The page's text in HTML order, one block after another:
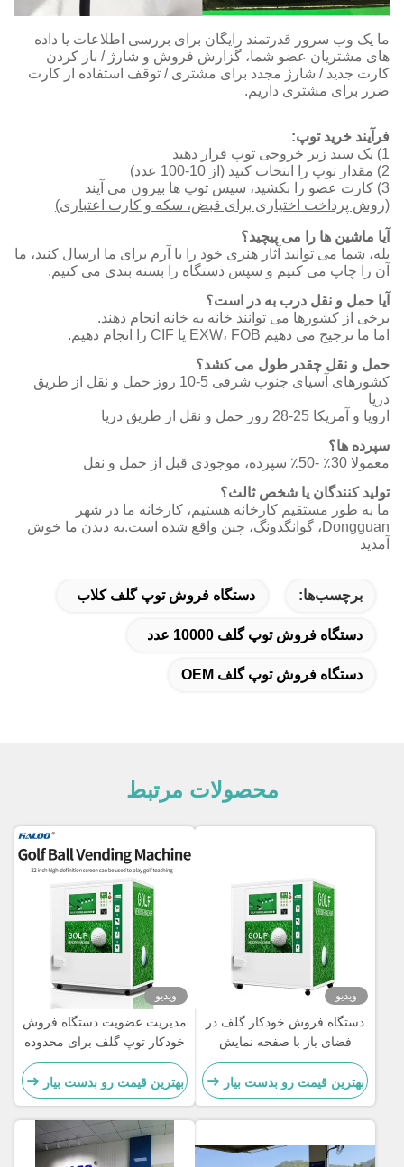
ما یک وب سرور قدرتمند رایگان برای بررسی اطلاعات یا داده
های مشتریان عضو شما، گزارش فروش و شارژ / باز کردن
کارت جدید / شارژ مجدد برای مشتری / توقف استفاده از کارت
ضرر برای مشتری داریم.
فرآیند خرید توپ:
1) یک سبد زیر خروجی توپ قرار دهید
2) مقدار توپ را انتخاب کنید (از 10-100 عدد)
3) کارت عضو را بکشید، سپس توپ ها بیرون می آیند
(روش پرداخت اختیاری برای قبض، سکه و کارت اعتباری)
آیا ماشین ها را می پیچید؟
بله، شما می توانید آثار هنری خود را با آرم برای ما ارسال کنید، ما
آن را چاپ می کنیم و سپس دستگاه را بسته بندی می کنیم.
آیا حمل و نقل درب به در است؟
برخی از کشورها می توانند خانه به خانه انجام دهند.
اما ما ترجیح می دهیم EXW، FOB یا CIF را انجام دهیم.
حمل و نقل چقدر طول می کشد؟
کشورهای آسیای جنوب شرقی 5-10 روز حمل و نقل از طریق
دریا
اروپا و آمریکا 25-28 روز حمل و نقل از طریق دریا
سپرده ها؟
معمولا 30٪ -50٪ سپرده، موجودی قبل از حمل و نقل
تولید کنندگان یا شخص ثالث؟
ما به طور مستقیم کارخانه هستیم، کارخانه ما در شهر
Dongguan، گوانگدونگ، چین واقع شده است.به دیدن ما خوش
آمدید
برچسب‌ها: دستگاه فروش توپ گلف کلاب
دستگاه فروش توپ گلف 10000 عدد
دستگاه فروش توپ گلف OEM
محصولات مرتبط
ویدیو
دستگاه فروش خودکار گلف در
فضای باز با صفحه نمایش
هوشمند با کیفیت بالا Halo 22
اینچی با سرویس خودکار با
ظرفیت بالا
بهترین قیمت رو بدست بیار
ویدیو
مدیریت عضویت دستگاه فروش
خودکار توپ گلف برای محدوده
رانندگی گلف
بهترین قیمت رو بدست بیار